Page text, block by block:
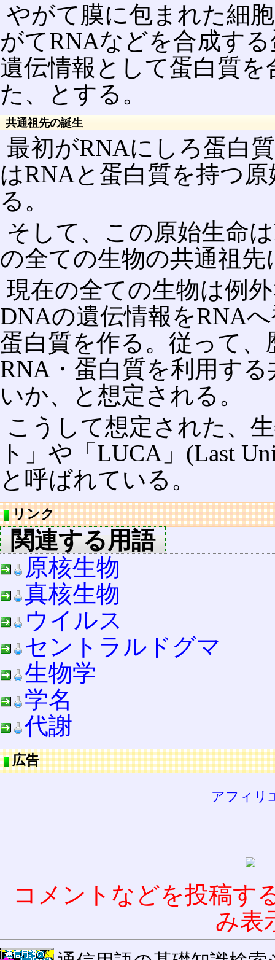
やがて膜に包まれた細
がてRNAなどを合成す
遺伝情報として蛋白質
た、とする。
共通祖先の誕生
最初がRNAにしろ蛋白
はRNAと蛋白質を持つ
る。
そして、この原始生命
の全ての生物の共通祖
現在の全ての生物は例
DNAの遺伝情報をRNA
蛋白質を作る。従って
RNA・蛋白質を利用す
いか、と想定される。
こうして想定された、
ト」や「LUCA」(Last
と呼ばれている。
リンク
関連する用語
原核生物
真核生物
ウイルス
セントラルドグマ
生物学
学名
代謝
広告
アフィリ
コメントなどを投稿す
み表